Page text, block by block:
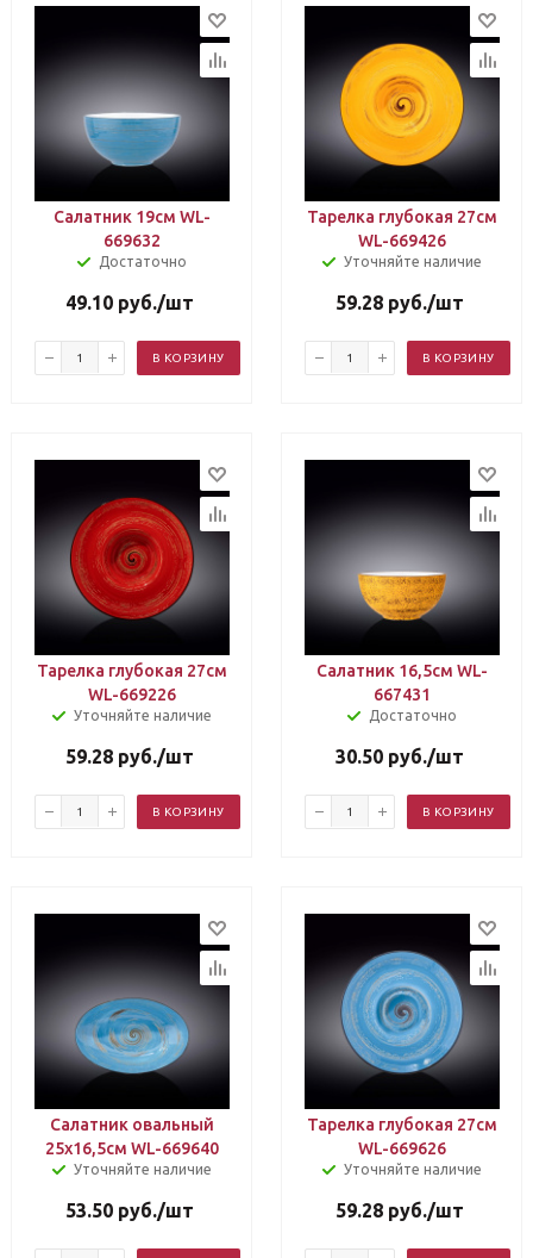
Салатник 19см WL-
669632
Достаточно
49.10 руб./шт
В КОРЗИНУ
Тарелка глубокая 27см
WL-669426
Уточняйте наличие
59.28 руб./шт
В КОРЗИНУ
Тарелка глубокая 27см
WL-669226
Уточняйте наличие
59.28 руб./шт
В КОРЗИНУ
Салатник 16,5см WL-
667431
Достаточно
30.50 руб./шт
В КОРЗИНУ
Салатник овальный
25х16,5см WL-669640
Уточняйте наличие
53.50 руб./шт
Тарелка глубокая 27см
WL-669626
Уточняйте наличие
59.28 руб./шт